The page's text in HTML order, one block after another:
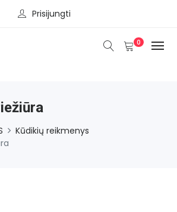
Prisijungti
0
Kūdikių reikmenys